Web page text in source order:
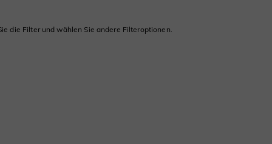
die Filter und wählen Sie andere Filteroptionen.